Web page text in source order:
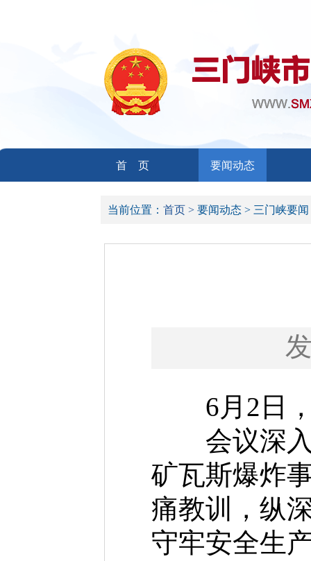
首 页 要闻动态
当前位置： 首页 > 要闻动态 > 三门峡要
6月2日，
会议深入
矿瓦斯爆炸
痛教训，纵
守牢安全生